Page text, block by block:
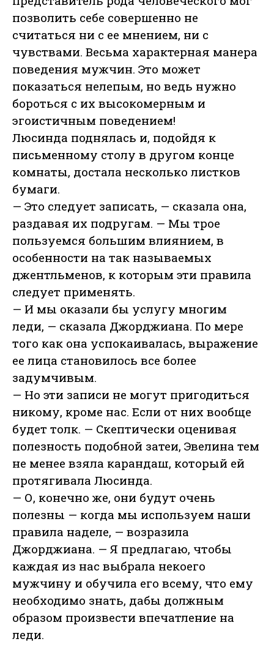
позволить себе совершенно не
считаться ни с ее мнением, ни с
чувствами. Весьма характерная манера
поведения мужчин. Это может
показаться нелепым, но ведь нужно
бороться с их высокомерным и
эгоистичным поведением!
Люсинда поднялась и, подойдя к
письменному столу в другом конце
комнаты, достала несколько листков
бумаги.
— Это следует записать, — сказала она,
раздавая их подругам. — Мы трое
пользуемся большим влиянием, в
особенности на так называемых
джентльменов, к которым эти правила
следует применять.
— И мы оказали бы услугу многим
леди, — сказала Джорджиана. По мере
того как она успокаивалась, выражение
ее лица становилось все более
задумчивым.
— Но эти записи не могут пригодиться
никому, кроме нас. Если от них вообще
будет толк. — Скептически оценивая
полезность подобной затеи, Эвелина тем
не менее взяла карандаш, который ей
протягивала Люсинда.
— О, конечно же, они будут очень
полезны — когда мы используем наши
правила наделе, — возразила
Джорджиана. — Я предлагаю, чтобы
каждая из нас выбрала некоего
мужчину и обучила его всему, что ему
необходимо знать, дабы должным
образом произвести впечатление на
леди.